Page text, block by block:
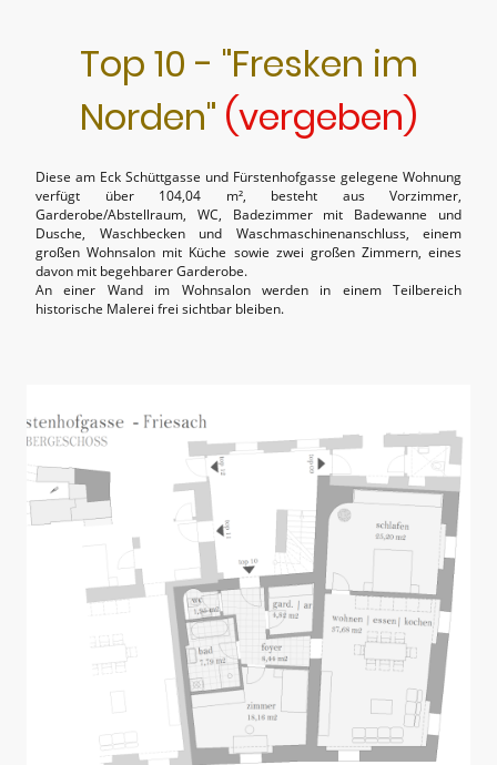
Top 10 - "Fresken im
Norden" (vergeben)
Diese am Eck Schüttgasse und Fürstenhofgasse gelegene Wohnung
verfügt über 104,04 m², besteht aus Vorzimmer,
Garderobe/Abstellraum, WC, Badezimmer mit Badewanne und
Dusche, Waschbecken und Waschmaschinenanschluss, einem
großen Wohnsalon mit Küche sowie zwei großen Zimmern, eines
davon mit begehbarer Garderobe.
An einer Wand im Wohnsalon werden in einem Teilbereich
historische Malerei frei sichtbar bleiben.